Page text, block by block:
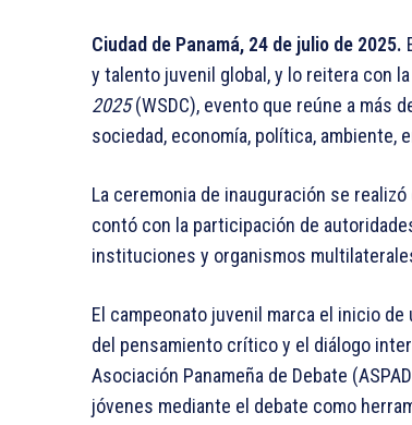
Ciudad de Panamá, 24 de julio de 2025.
y talento juvenil global, y lo reitera con
2025(WSDC), evento que reúne a más
sociedad, economía, política,
La ceremonia de inauguración se
contó con la participación de
instituciones y organismos
El campeonato juvenil marca el inicio
del pensamiento crítico y el diálogo
Asociación Panameña de Debate
jóvenes mediante el debate como